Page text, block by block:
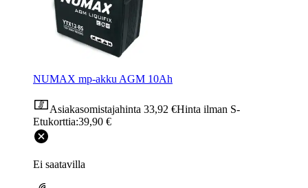
NUMAX mp-akku AGM 10Ah
Asiakasomistajahinta 33,92 €Hinta ilman S-
Etukorttia:39,90 €
Ei saatavilla